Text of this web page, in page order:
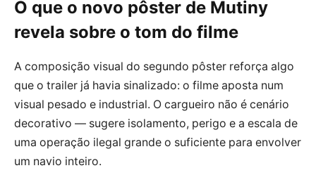
O que o novo pôster de Mutiny
revela sobre o tom do filme
A composição visual do segundo pôster reforça algo
que o trailer já havia sinalizado: o filme aposta num
visual pesado e industrial. O cargueiro não é cenário
decorativo — sugere isolamento, perigo e a escala de
uma operação ilegal grande o suficiente para envolver
um navio inteiro.